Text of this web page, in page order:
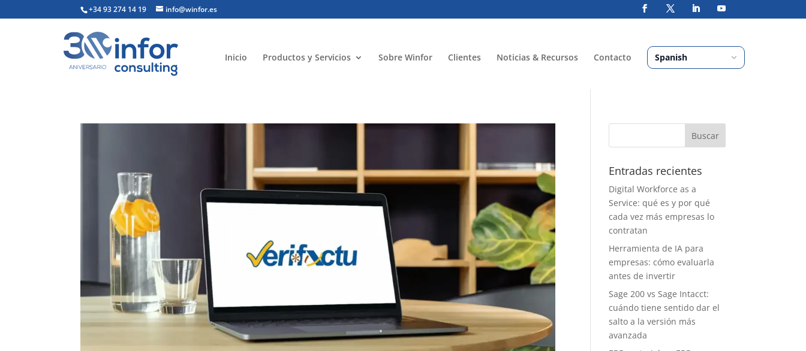
+34 93 274 14 19 info@winfor.es
Inicio Productos y Servicios Sobre Winfor Clientes Noticias & Recursos Contacto
Entradas recientes
Digital Workforce as a
Service: qué es y por qué
cada vez más empresas lo
contratan
Herramienta de IA para
empresas: cómo evaluarla
antes de invertir
Sage 200 vs Sage Intacct:
cuándo tiene sentido dar el
salto a la versión más
avanzada